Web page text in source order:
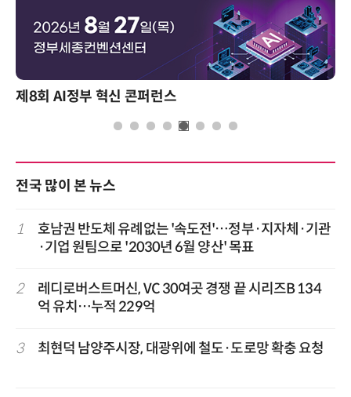
제8회 AI정부 혁신 콘퍼런스
전국 많이 본 뉴스
1
호남권 반도체 유례없는 '속도전'…정부·지자체·기관
·기업 원팀으로 '2030년 6월 양산' 목표
2
레디로버스트머신, VC 30여곳 경쟁 끝 시리즈B 134
억 유치…누적 229억
3 최현덕 남양주시장, 대광위에 철도·도로망 확충 요청